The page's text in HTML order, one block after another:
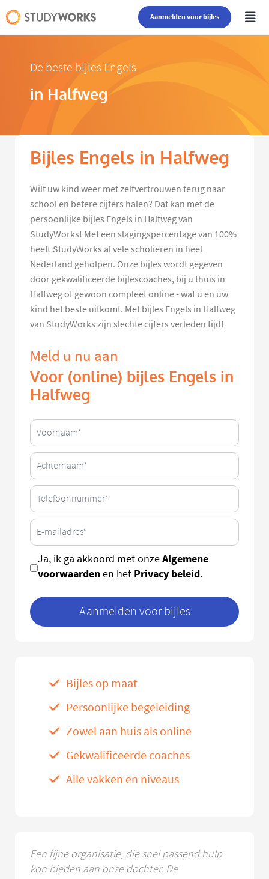
Aanmelden voor bijles
De beste bijles Engels
in Halfweg
Bijles Engels in Halfweg
Wilt uw kind weer met zelfvertrouwen terug naar
school en betere cijfers halen? Dat kan met de
persoonlijke bijles Engels in Halfweg van
StudyWorks! Met een slagingspercentage van 100%
heeft StudyWorks al vele scholieren in heel
Nederland geholpen. Onze bijles wordt gegeven
door gekwalificeerde bijlescoaches, bij u thuis in
Halfweg of gewoon compleet online - wat u en uw
kind het beste uitkomt. Met bijles Engels in Halfweg
van StudyWorks zijn slechte cijfers verleden tijd!
Meld u nu aan
Voor (online) bijles Engels in
Halfweg
Ja, ik ga akkoord met onzeAlgemene
voorwaardenen het Privacy beleid.
Aanmelden voor bijles
Bijles op maat
Persoonlijke begeleiding
Zowel aan huis als online
Gekwalificeerde coaches
Alle vakken en niveaus
Een fijne organisatie, die snel passend hulp
kon bieden aan onze dochter. De